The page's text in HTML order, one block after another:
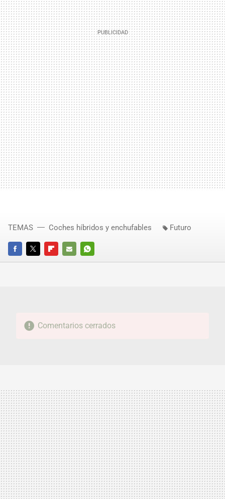
FACEBOOKTWITTERFLIPBOARD
E-
WHATSAPP
TEMAS Coches híbridos y enchufables Futuro
Comentarios cerrados